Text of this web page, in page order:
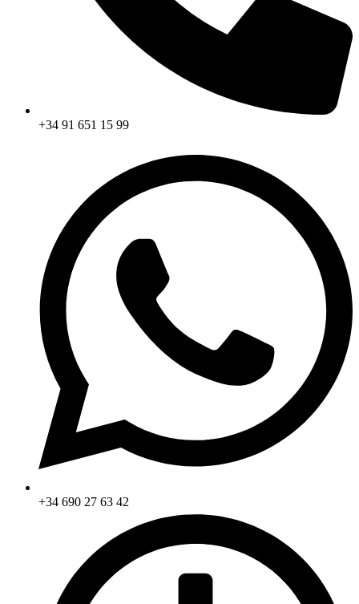
+34 91 651 15 99​​
+34 690 27 63 42